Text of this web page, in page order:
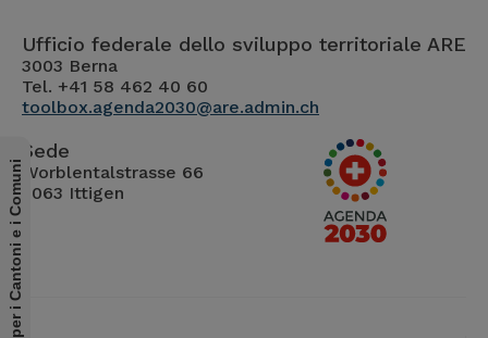
Ufficio federale dello sviluppo territoriale ARE
3003 Berna
Tel. +41 58 462 40 60
toolbox.agenda2030@are.admin.ch
Sede
Worblentalstrasse 66
3063 Ittigen
per i Cantoni e i Comuni